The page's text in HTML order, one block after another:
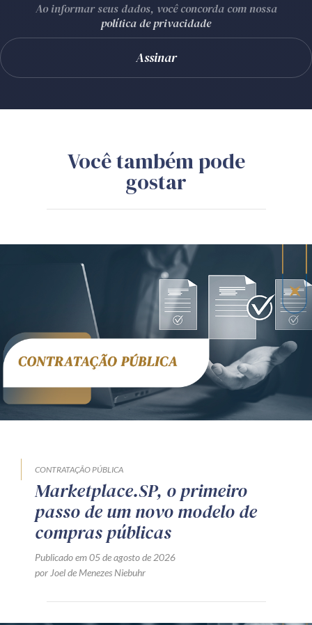
Ao informar seus dados, você concorda com nossa
política de privacidade
Você também pode
gostar
CONTRATAÇÃO PÚBLICA
Marketplace.SP, o primeiro
passo de um novo modelo de
compras públicas
Publicado em 05 de agosto de 2026
por Joel de Menezes Niebuhr